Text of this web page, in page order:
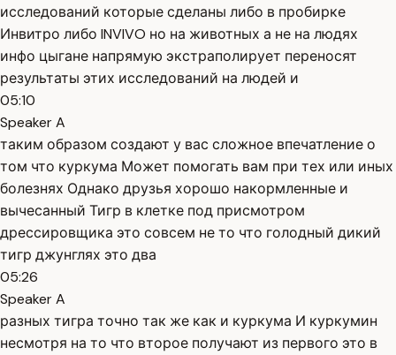
исследований которые сделаны либо в пробирке
Инвитро либо INVIVO но на животных а не на людях
инфо цыгане напрямую экстраполирует переносят
результаты этих исследований на людей и
05:10
Speaker A
таким образом создают у вас сложное впечатление о
том что куркума Может помогать вам при тех или иных
болезнях Однако друзья хорошо накормленные и
вычесанный Тигр в клетке под присмотром
дрессировщика это совсем не то что голодный дикий
тигр джунглях это два
05:26
Speaker A
разных тигра точно так же как и куркума И куркумин
несмотря на то что второе получают из первого это в